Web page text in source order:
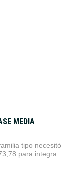
MEDIA
tipo necesitó
para integrar
según el